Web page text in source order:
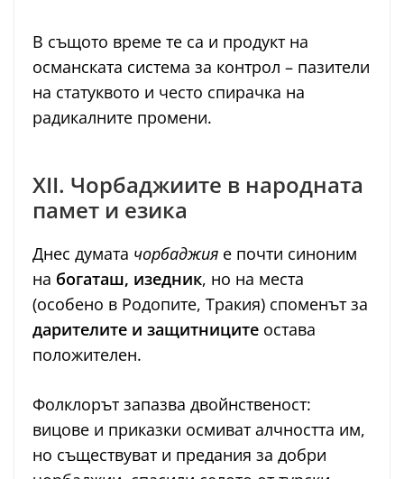
В същото време те са и продукт на
османската система за контрол – пазители
на статуквото и често спирачка на
радикалните промени.
XII. Чорбаджиите в народната
памет и езика
Днес думата чорбаджия е почти синоним
на богаташ, изедник, но на места
(особено в Родопите, Тракия) споменът за
дарителите и защитниците остава
положителен.
Фолклорът запазва двойнственост:
вицове и приказки осмиват алчността им,
но съществуват и предания за добри